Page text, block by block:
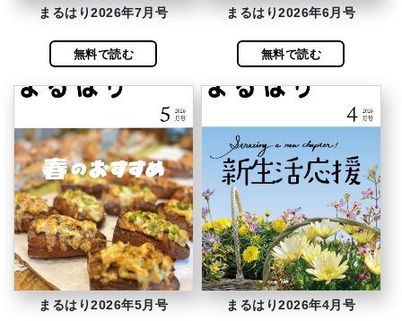
まるはり2026年7月号
無料で読む
まるはり2026年6月号
無料で読む
まるはり2026年5月号 まるはり2026年4月号